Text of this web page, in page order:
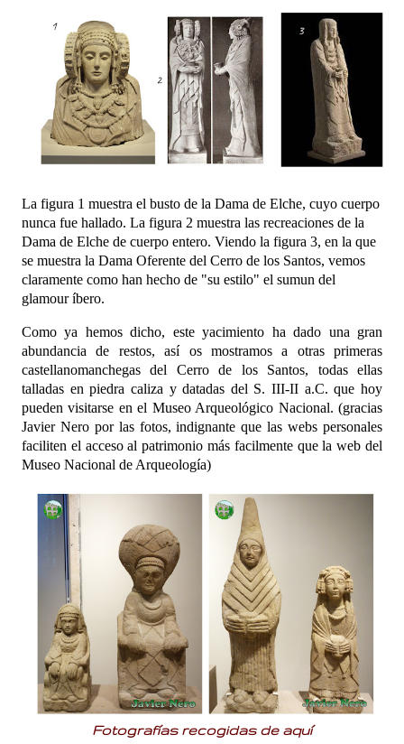
La figura 1 muestra el busto de la Dama de Elche, cuyo cuerpo
nunca fue hallado. La figura 2 muestra las recreaciones de la
Dama de Elche de cuerpo entero. Viendo la figura 3, en la que
se muestra la Dama Oferente del Cerro de los Santos, vemos
claramente como han hecho de "su estilo" el sumun del
glamour íbero.
Como ya hemos dicho, este yacimiento ha dado una gran
abundancia de restos, así os mostramos a otras primeras
castellanomanchegas del Cerro de los Santos, todas ellas
talladas en piedra caliza ydatadas del S. III-II a.C. que hoy
pueden visitarse en el Museo Arqueológico Nacional. (gracias
Javier Nero por las fotos, indignante que las webs personales
faciliten el acceso al patrimonio más facilmente que la web del
Museo Nacional de Arqueología)
Fotografías recogidas de aquí